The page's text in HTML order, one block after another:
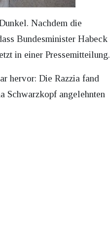
Nachdem die
Bundesminister Habeck
in einer Pressemitteilung.
hervor: Die Razzia fand
Schwarzkopf angelehnten